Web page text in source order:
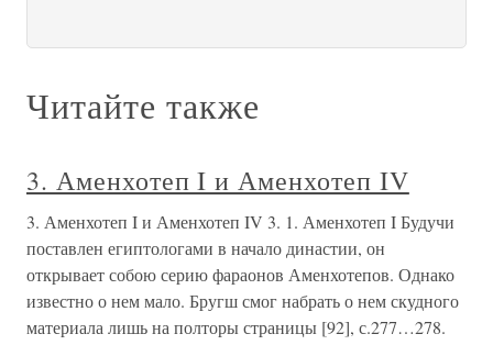
Читайте также
3. Аменхотеп I и Аменхотеп IV
3. Аменхотеп I и Аменхотеп IV 3. 1. Аменхотеп I Будучи
поставлен египтологами в начало династии, он
открывает собою серию фараонов Аменхотепов. Однако
известно о нем мало. Бругш смог набрать о нем скудного
материала лишь на полторы страницы [92], с.277…278.